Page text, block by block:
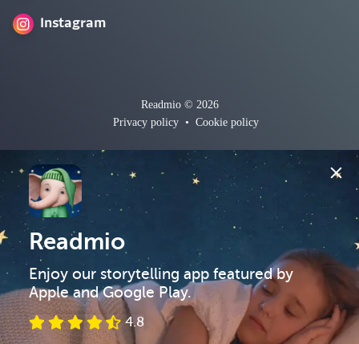
Instagram
Readmio © 2026
Privacy policy • Cookie policy
Readmio
Enjoy our storytelling app featured by
Apple and Google Play.
4.8